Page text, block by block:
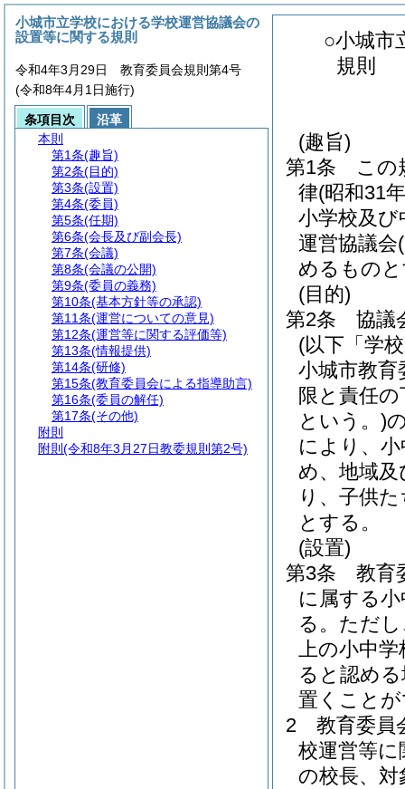
○小城市
規則
(趣旨)
第1条
この
律(昭和31
小学校及び
運営協議会
めるもの
(目的)
第2条
協議
(以下「学
小城市教育
限と責任
という。)
により、
め、地域
り、子供
とする。
(設置)
第3条
教育
に属する
る。 ただ
上の小中
ると認め
置くこと
2
教育委員
校運営等
の校長、
小城市立学校における学校運営協議会の
設置等に関する規則
令和4年3月29日 教育委員会規則第4号
(令和8年4月1日施行)
条項目次
沿革
本則
第1条(趣旨)
第2条(目的)
第3条(設置)
第4条(委員)
第5条(任期)
第6条(会長及び副会長)
第7条(会議)
第8条(会議の公開)
第9条(委員の義務)
第10条(基本方針等の承認)
第11条(運営についての意見)
第12条(運営等に関する評価等)
第13条(情報提供)
第14条(研修)
第15条(教育委員会による指導助言)
第16条(委員の解任)
第17条(その他)
附則
附則 (令和8年3月27日教委規則第2号)